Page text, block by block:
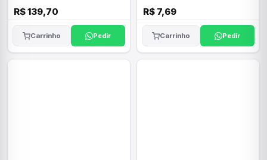
R$ 139,70
Carrinho Pedir
R$ 7,69
Carrinho Pedir